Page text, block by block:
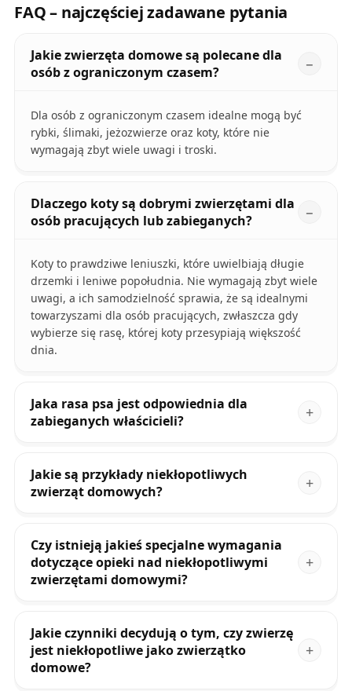
FAQ – najczęściej zadawane pytania
Jakie zwierzęta domowe są polecane dla
osób z ograniczonym czasem?
Dla osób z ograniczonym czasem idealne mogą być
rybki, ślimaki, jeżozwierze oraz koty, które nie
wymagają zbyt wiele uwagi i troski.
Dlaczego koty są dobrymi zwierzętami dla
osób pracujących lub zabieganych?
Koty to prawdziwe leniuszki, które uwielbiają długie
drzemki i leniwe popołudnia. Nie wymagają zbyt wiele
uwagi, a ich samodzielność sprawia, że są idealnymi
towarzyszami dla osób pracujących, zwłaszcza gdy
wybierze się rasę, której koty przesypiają większość
dnia.
Jaka rasa psa jest odpowiednia dla
zabieganych właścicieli?
Jakie są przykłady niekłopotliwych
zwierząt domowych?
Czy istnieją jakieś specjalne wymagania
dotyczące opieki nad niekłopotliwymi
zwierzętami domowymi?
Jakie czynniki decydują o tym, czy zwierzę
jest niekłopotliwe jako zwierzątko
domowe?